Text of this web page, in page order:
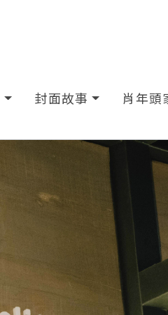
封面故事 肖年頭